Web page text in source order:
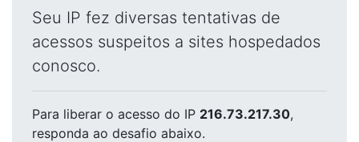
Seu IP fez diversas tentativas de
acessos suspeitos a sites hospedados
conosco.
Para liberar o acesso do IP 216.73.217.30,
responda ao desafio abaixo.